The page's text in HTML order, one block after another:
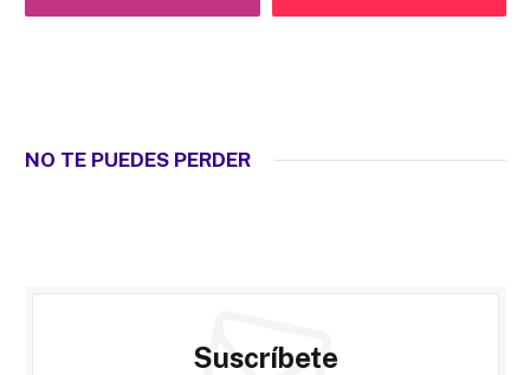
NO TE PUEDES PERDER
Suscríbete